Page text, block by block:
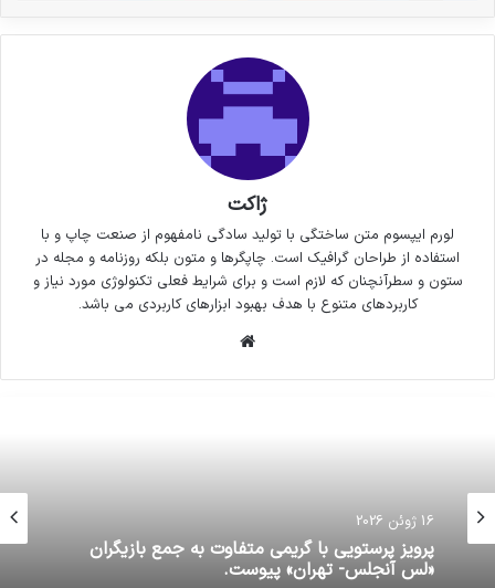
ژاکت
لورم ایپسوم متن ساختگی با تولید سادگی نامفهوم از صنعت چاپ و با
استفاده از طراحان گرافیک است. چاپگرها و متون بلکه روزنامه و مجله در
ستون و سطرآنچنان که لازم است و برای شرایط فعلی تکنولوژی مورد نیاز و
کاربردهای متنوع با هدف بهبود ابزارهای کاربردی می باشد.
16 ژوئن 2026
16 ژوئن 2026
«شهید نجم‌الدین باوی» که در حادثه تیراندازی شب